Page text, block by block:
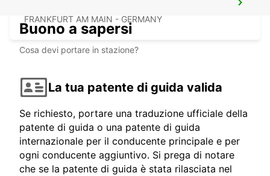
FRANKFURT AM MAIN - GERMANY
Buono a sapersi
Cosa devi portare in stazione?
La tua patente di guida valida
Se richiesto, portare una traduzione ufficiale della
patente di guida o una patente di guida
internazionale per il conducente principale e per
ogni conducente aggiuntivo. Si prega di notare
che se la patente di guida è stata rilasciata nel